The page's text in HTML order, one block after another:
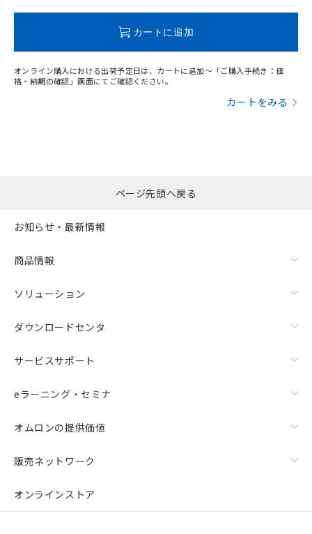
カートに追加
オンライン購入における出荷予定日は、カートに追加～「ご購入手続き：価
格・納期の確認」画面にてご確認ください。
カートをみる
ページ先頭へ戻る
お知らせ・最新情報
商品情報
ソリューション
ダウンロードセンタ
サービスサポート
eラーニング・セミナ
オムロンの提供価値
販売ネットワーク
オンラインストア